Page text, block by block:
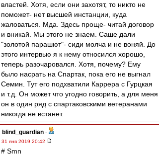
властей. Хотя, если они захотят, то никто не
поможет- нет высшей инстанции, куда
жаловаться. Мда. Здесь проще- читай договор
и вникай. Мы этого не знаем. Саше дали
"золотой парашют"- сиди молча и не воняй. До
этого интервью я к нему относился хорошо,
теперь разочаровался. Хотя, почему? Ему
было насрать на Спартак, пока его не выгнал
Семин. Тут его подхватили Каррера с Гурцкая
и т.д. Он может что угодно говорить, а для меня
он в один ряд с спартаковскими ветеранами
никогда не встанет.
blind_guardian -
31 янв 2019 20:42
# Smn